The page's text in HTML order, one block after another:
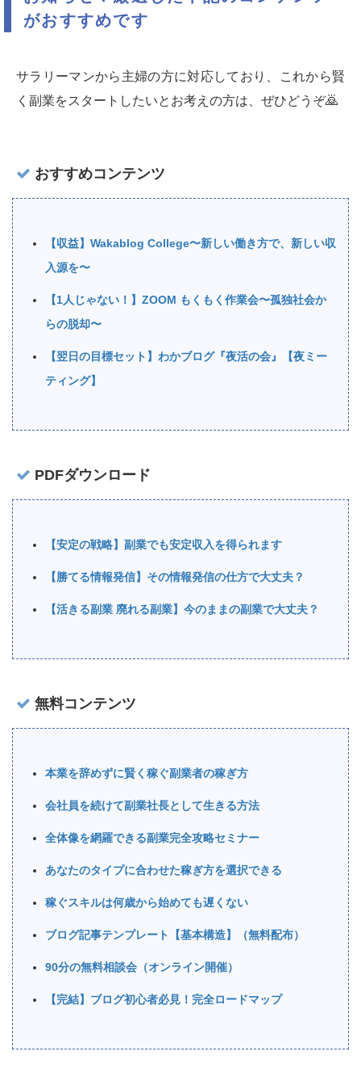
がおすすめです
サラリーマンから主婦の方に対応しており、これから賢
く副業をスタートしたいとお考えの方は、ぜひどうぞ🙇‍
おすすめコンテンツ
【収益】Wakablog College〜新しい働き方で、新しい収
入源を〜
【1人じゃない！】ZOOM もくもく作業会〜孤独社会か
らの脱却〜
【翌日の目標セット】わかブログ『夜活の会』【夜ミー
ティング】
PDFダウンロード
【安定の戦略】副業でも安定収入を得られます
【勝てる情報発信】その情報発信の仕方で大丈夫？
【活きる副業 廃れる副業】今のままの副業で大丈夫？
無料コンテンツ
本業を辞めずに賢く稼ぐ副業者の稼ぎ方
会社員を続けて副業社長として生きる方法
全体像を網羅できる副業完全攻略セミナー
あなたのタイプに合わせた稼ぎ方を選択できる
稼ぐスキルは何歳から始めても遅くない
ブログ記事テンプレート【基本構造】（無料配布）
90分の無料相談会（オンライン開催）
【完結】ブログ初心者必見！完全ロードマップ